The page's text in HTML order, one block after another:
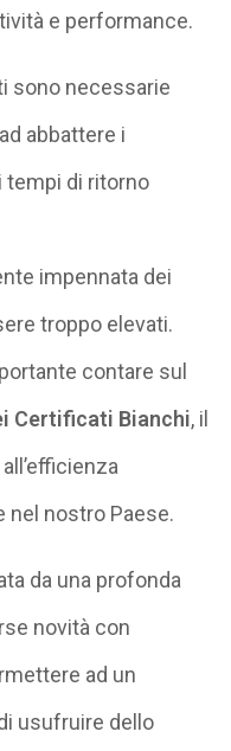
e performance.
sono necessarie
abbattere i
tempi di ritorno
impennata dei
troppo elevati.
contare sul
Certificati Bianchi, il
nel nostro Paese.
da una profonda
novità con
ad un
usufruire dello